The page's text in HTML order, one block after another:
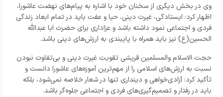
وی در بخش دیگری از سخنان خود با اشاره به پیام‌های نهضت عاشورا،
اظهار کرد: ایستادگی، غیرت دینی، حیا و عفت باید در تمام ابعاد زندگی
فردی و اجتماعی نمود داشته باشد و عزاداری برای حضرت ابا عبدالله‌
الحسین(ع) نیز باید همراه با پایبندی به ارزش‌های دینی باشد.
حجت الاسلام والمسلمین قریشی تقویت غیرت دینی و بی‌تفاوت نبودن
نسبت به ارزش‌های اسلامی را از مهم‌ترین آموزه‌های عاشورا دانست و
تأکید کرد: آزادی‌خواهی و دینداری تنها در شعار خلاصه نمی‌شود، بلکه
باید در رفتار و تصمیم‌گیری‌های فردی و اجتماعی جلوه‌گر باشد.